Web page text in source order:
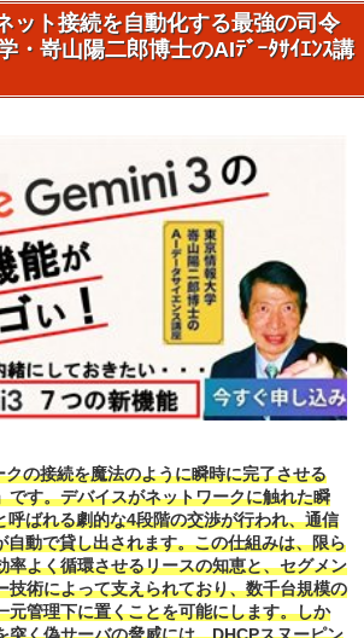
ット接続を自動化する最強の司令
・嵜山陽二郎博士のAIﾃﾞｰﾀｻｲｴﾝｽ講
の接続を魔法のように瞬時に完了させる
です。デバイスがネットワークに触れた瞬
呼ばれる劇的な4段階の交渉が行われ、通信
自動で貸し出されます。この仕組みは、限ら
率よく循環させるリースの知恵と、セグメン
技術によって支えられており、数千台規模の
元管理下に置くことを可能にします。しか